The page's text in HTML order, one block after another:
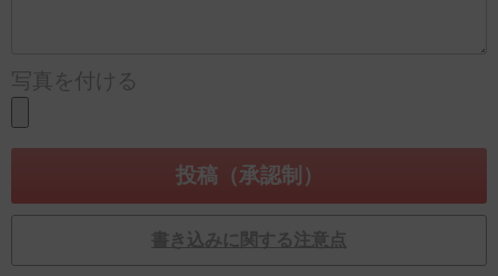
写真を付ける
書き込みに関する注意点